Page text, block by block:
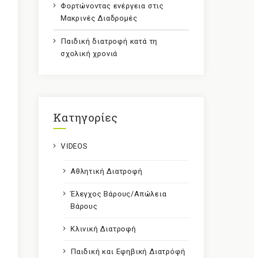
Φορτώνοντας ενέργεια στις
Μακρινές Διαδρομές
Παιδική διατροφή κατά τη
σχολική χρονιά
Kατηγορίες
VIDEOS
Αθλητική Διατροφή
Έλεγχος Βάρους/Απώλεια
Βάρους
Κλινική Διατροφή
Παιδική και Εφηβική Διατρόφή